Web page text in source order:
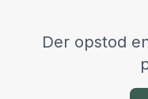
Der opstod